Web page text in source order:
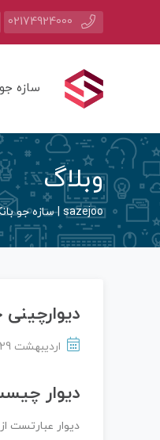
02174924000
سازه جو
وبلاگ
sazejoo | سازه جو بانک اطلاعات ساختمان های در حال ساخت
اردیبهشت 29, 1399
دیوار
دیوار عبارتست